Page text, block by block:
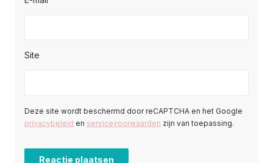
Site
Deze site wordt beschermd door reCAPTCHA en het Google
privacybeleid en servicevoorwaarden zijn van toepassing.